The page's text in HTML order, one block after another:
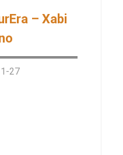
– Xabi
27